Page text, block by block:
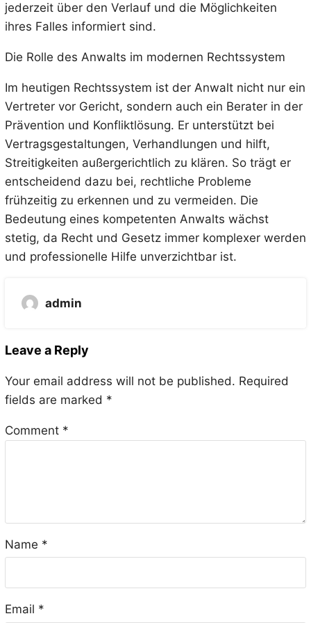
jederzeit über den Verlauf und die Möglichkeiten
ihres Falles informiert sind.
Die Rolle des Anwalts im modernen Rechtssystem
Im heutigen Rechtssystem ist der Anwalt nicht nur ein
Vertreter vor Gericht, sondern auch ein Berater in der
Prävention und Konfliktlösung. Er unterstützt bei
Vertragsgestaltungen, Verhandlungen und hilft,
Streitigkeiten außergerichtlich zu klären. So trägt er
entscheidend dazu bei, rechtliche Probleme
frühzeitig zu erkennen und zu vermeiden. Die
Bedeutung eines kompetenten Anwalts wächst
stetig, da Recht und Gesetz immer komplexer werden
und professionelle Hilfe unverzichtbar ist.
admin
Leave a Reply
Your email address will not be published. Required
fields are marked *
Comment *
Name *
Email *